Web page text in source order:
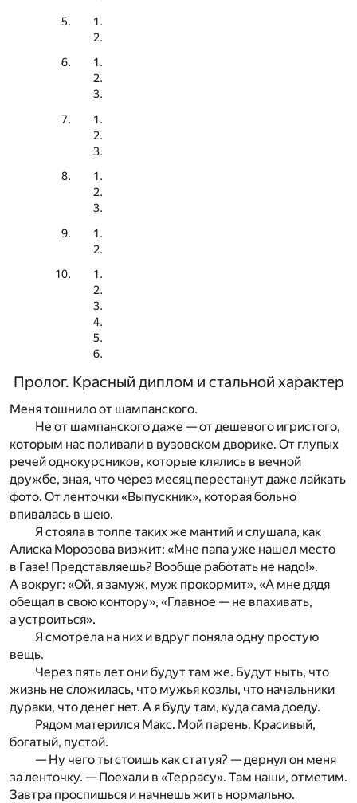
Пролог. Красный диплом и стальной характер
Меня тошнило от шампанского.
Не от шампанского даже — от дешевого игристого,
которым нас поливали в вузовском дворике. От глупых
речей однокурсников, которые клялись в вечной
дружбе, зная, что через месяц перестанут даже лайкать
фото. От ленточки «Выпускник», которая больно
впивалась в шею.
Я стояла в толпе таких же мантий и слушала, как
Алиска Морозова визжит: «Мне папа уже нашел место
в Газе! Представляешь? Вообще работать не надо!».
А вокруг: «Ой, я замуж, муж прокормит», «А мне дядя
обещал в свою контору», «Главное — не впахивать,
а устроиться».
Я смотрела на них и вдруг поняла одну простую
вещь.
Через пять лет они будут там же. Будут ныть, что
жизнь не сложилась, что мужья козлы, что начальники
дураки, что денег нет. А я буду там, куда сама доеду.
Рядом матерился Макс. Мой парень. Красивый,
богатый, пустой.
— Ну чего ты стоишь как статуя? — дернул он меня
за ленточку. — Поехали в «Террасу». Там наши, отметим.
Завтра проспишься и начнешь жить нормально.